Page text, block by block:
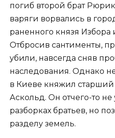
погиб второй брат
варяги ворвались в
раненного князя
Отбросив сантименты,
убили, навсегда сняв
наследования. Однако не
в Киеве княжил старший
Аскольд. Он отчего-то не
разборках братьев, но
разделу земель.